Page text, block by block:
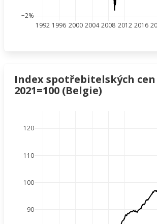
1992 1996 2000 20042008 2012 2016
−2%
Index spotřebitelských cen
2021=100 (Belgie)
90
100
110
120